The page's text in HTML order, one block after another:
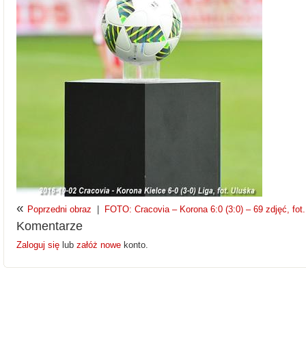
« Poprzedni obraz FOTO: Cracovia – Korona 6:0 (3:0) – 69 zdjęć,
Komentarze
Zaloguj się lub załóż nowe konto.